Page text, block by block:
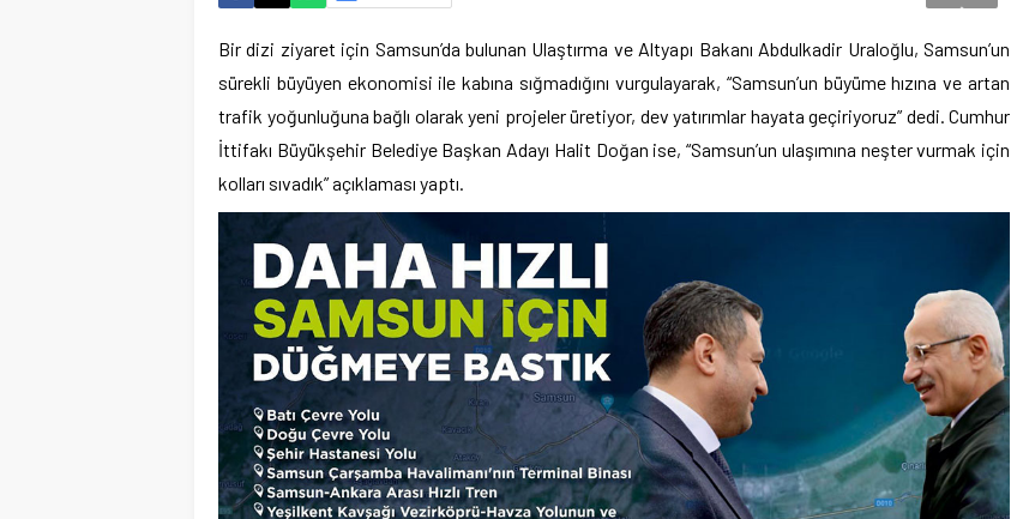
Bir dizi ziyaret için Samsun’da bulunan Ulaştırma ve Altyapı Bakanı Abdulkadir Uraloğlu, Samsun’un
sürekli büyüyen ekonomisi ile kabına sığmadığını vurgulayarak, “Samsun’un büyüme hızına ve artan
trafik yoğunluğuna bağlı olarak yeni projeler üretiyor, dev yatırımlar hayata geçiriyoruz” dedi. Cumhur
İttifakı Büyükşehir Belediye Başkan Adayı Halit Doğan ise, “Samsun’un ulaşımına neşter vurmak için
kolları sıvadık” açıklaması yaptı.